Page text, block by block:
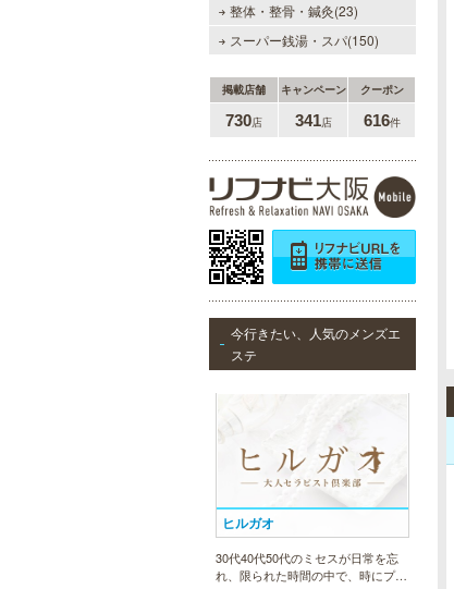
整体・整骨・鍼灸(23)
スーパー銭湯・スパ(150)
掲載店舗 キャンペーン クーポン
730店 341店 616件
今行きたい、人気のメンズエ
ステ
地下鉄梅田駅より徒歩5分。洗練さ
れた美魔女による究極の癒しをご堪
能ください。
ヒルガオ
30代40代50代のミセスが日常を忘
れ、限られた時間の中で、時にプロ
フェッショナルに、時に恋人らしく
大人セラピストの魅力を存分に発揮
します。
僕のママスパ